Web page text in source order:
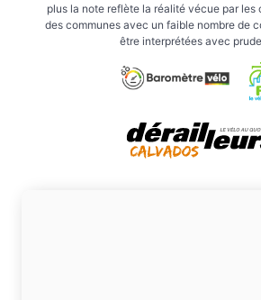
plus la note reflète la réalité vécue par les
des communes avec un faible nombre de
être interprétées avec